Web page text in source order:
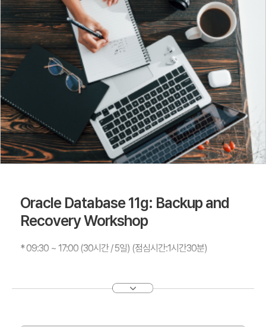
Oracle Database 11g: Backup and
Recovery Workshop
* 09:30 ~ 17:00 (30시간 / 5일) (점심시간:1시간30분)
학습하는 과정입니다.